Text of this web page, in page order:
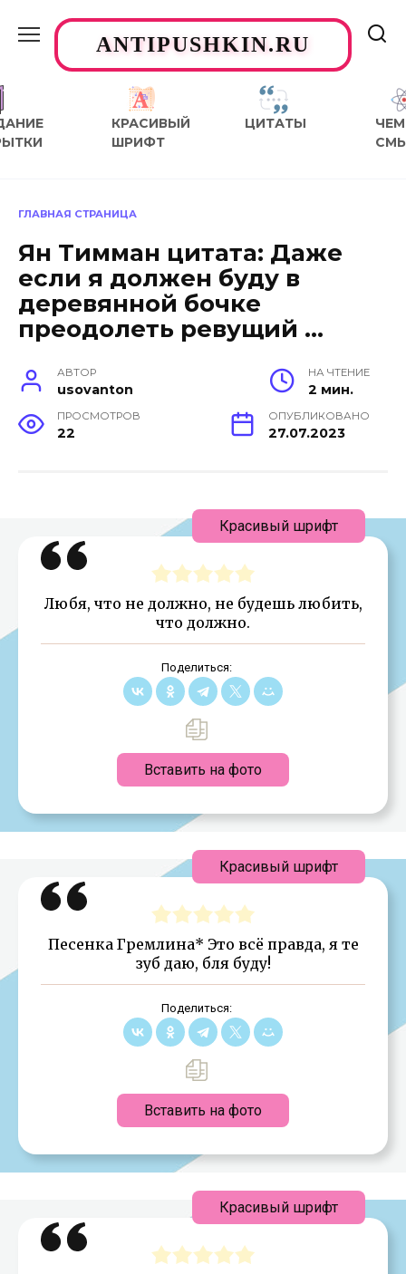
содержаниюANTIPUSHKIN.RU
КРАСИВЫЙ
ШРИФТ
ЦИТАТЫ
ЧЕМ
ГЛАВНАЯ СТРАНИЦА
Ян Тимман цитата: Даже
если я должен буду в
деревянной бочке
преодолеть ревущий …
АВТОР
usovanton
НА ЧТЕНИЕ
2 мин.
ПРОСМОТРОВ
22
ОПУБЛИКОВАНО
27.07.2023
Любя, что не должно, не будешь любить,
что должно.
Поделиться:
Вставить на фото
Красивый шрифт
Песенка Гремлина* Это всё правда, я те
зуб даю, бля буду!
Поделиться:
Вставить на фото
Красивый шрифт
Красивый шрифт